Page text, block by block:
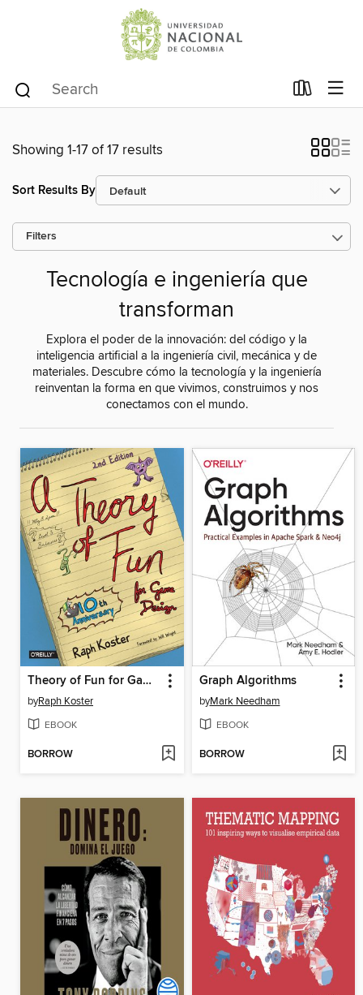
Showing 1-17 of 17 results
Sort Results By
Filters
Tecnología e ingeniería que
transforman
Explora el poder de la innovación: del código y la
inteligencia artificial a la ingeniería civil, mecánica y de
materiales. Descubre cómo la tecnología y la ingeniería
reinventan la forma en que vivimos, construimos y nos
conectamos con el mundo.
Theory of Fun for Game Design
byRaph Koster
EBOOK
BORROW
Graph Algorithms
byMark Needham
EBOOK
BORROW